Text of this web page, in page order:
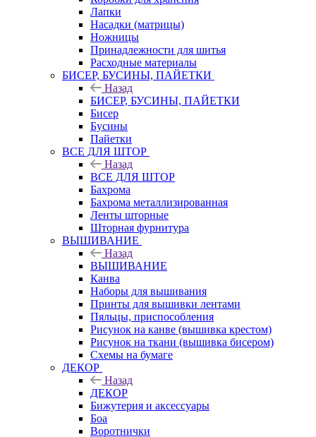
Лапки
Насадки (матрицы)
Ножницы
Принадлежности для шитья
Расходные материалы
БИСЕР, БУСИНЫ, ПАЙЕТКИ
Назад
БИСЕР, БУСИНЫ, ПАЙЕТКИ
Бисер
Бусины
Пайетки
ВСЕ ДЛЯ ШТОР
Назад
ВСЕ ДЛЯ ШТОР
Бахрома
Бахрома металлизированная
Ленты шторные
Шторная фурнитура
ВЫШИВАНИЕ
Назад
ВЫШИВАНИЕ
Канва
Наборы для вышивания
Принты для вышивки лентами
Пяльцы, приспособления
Рисунок на канве (вышивка крестом)
Рисунок на ткани (вышивка бисером)
Схемы на бумаге
ДЕКОР
Назад
ДЕКОР
Бижутерия и аксессуары
Боа
Воротнички